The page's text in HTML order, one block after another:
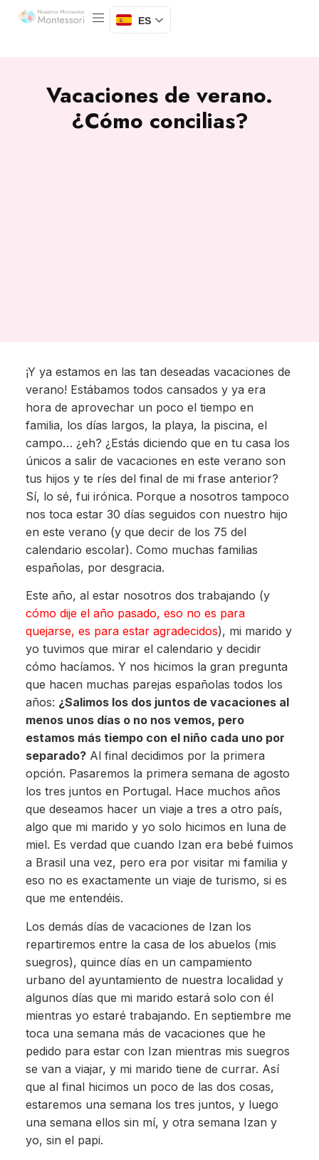
ES
Vacaciones de verano.
¿Cómo concilias?
¡Y ya estamos en las tan deseadas vacaciones de
verano! Estábamos todos cansados y ya era
hora de aprovechar un poco el tiempo en
familia, los días largos, la playa, la piscina, el
campo… ¿eh? ¿Estás diciendo que en tu casa los
únicos a salir de vacaciones en este verano son
tus hijos y te ríes del final de mi frase anterior?
Sí, lo sé, fui irónica. Porque a nosotros tampoco
nos toca estar 30 días seguidos con nuestro hijo
en este verano (y que decir de los 75 del
calendario escolar). Como muchas familias
españolas, por desgracia.
Este año, al estar nosotros dos trabajando (y
cómo dije el año pasado, eso no es para
quejarse, es para estar agradecidos), mi marido y
yo tuvimos que mirar el calendario y decidir
cómo hacíamos. Y nos hicimos la gran pregunta
que hacen muchas parejas españolas todos los
años: ¿Salimos los dos juntos de vacaciones al
menos unos días o no nos vemos, pero
estamos más tiempo con el niño cada uno por
separado?Al final decidimos por la primera
opción. Pasaremos la primera semana de agosto
los tres juntos en Portugal. Hace muchos años
que deseamos hacer un viaje a tres a otro país,
algo que mi marido y yo solo hicimos en luna de
miel. Es verdad que cuando Izan era bebé fuimos
a Brasil una vez, pero era por visitar mi familia y
eso no es exactamente un viaje de turismo, si es
que me entendéis.
Los demás días de vacaciones de Izan los
repartiremos entre la casa de los abuelos (mis
suegros), quince días en un campamiento
urbano del ayuntamiento de nuestra localidad y
algunos días que mi marido estará solo con él
mientras yo estaré trabajando. En septiembre me
toca una semana más de vacaciones que he
pedido para estar con Izan mientras mis suegros
se van a viajar, y mi marido tiene de currar. Así
que al final hicimos un poco de las dos cosas,
estaremos una semana los tres juntos, y luego
una semana ellos sin mí, y otra semana Izan y
yo, sin el papi.